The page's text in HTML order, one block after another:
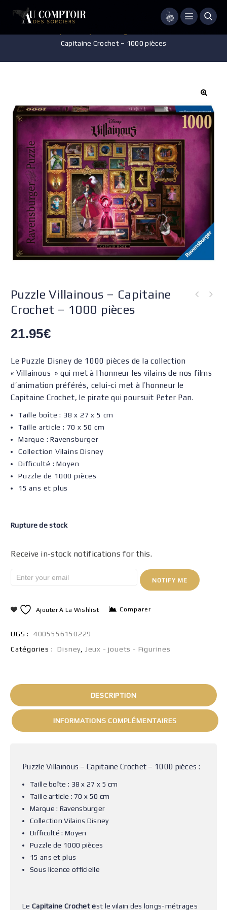
Menu
Capitaine Crochet – 1000 pièces
Puzzle Villainous – Capitaine
Crochet – 1000 pièces
21.95€
Le Puzzle Disney de 1000 pièces de la collection
« Villainous » qui met à l’honneur les vilains de nos films
d’animation préférés, celui-ci met à l’honneur le
Capitaine Crochet, le pirate qui poursuit Peter Pan.
Taille boîte : 38 x 27 x 5 cm
Taille article : 70 x 50 cm
Marque : Ravensburger
Collection Vilains Disney
Difficulté :Moyen
Puzzle de 1000 pièces
15 ans et plus
Rupture de stock
Receive in-stock notifications for this.
NOTIFY ME
Ajouter À La Wishlist Comparer
UGS :
4005556150229
Catégories :
Disney Jeux - jouets - Figurines
DESCRIPTION
INFORMATIONS COMPLÉMENTAIRES
Puzzle Villainous – Capitaine Crochet – 1000 pièces :
Taille boîte : 38 x 27 x 5 cm
Taille article : 70 x 50 cm
Marque : Ravensburger
Collection Vilains Disney
Difficulté : Moyen
Puzzle de 1000 pièces
15 ans et plus
Sous licence officielle
Le Capitaine Crochet est le vilain des longs-métrages